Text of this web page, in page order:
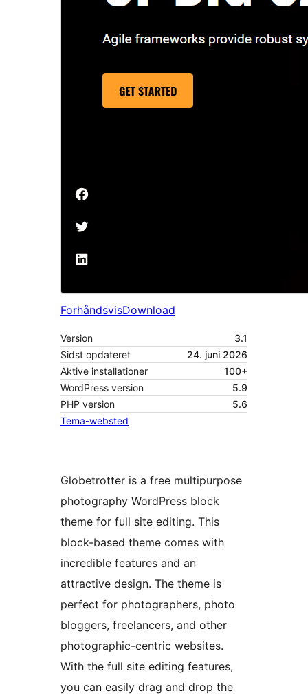
ForhåndsvisDownload
Version
3.1
Sidst opdateret
24. juni 2026
Aktive installationer
100+
WordPress version
5.9
PHP version
5.6
Tema-websted
Globetrotter is a free multipurpose
photography WordPress block
theme for full site editing. This
block-based theme comes with
incredible features and an
attractive design. The theme is
perfect for photographers, photo
bloggers, freelancers, and other
photographic-centric websites.
With the full site editing features,
you can easily drag and drop the